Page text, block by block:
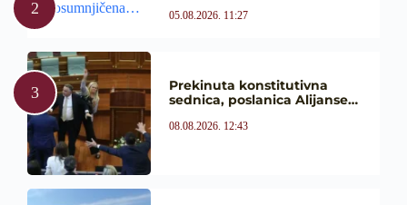
05.08.2026. 11:27
Prekinuta konstitutivna
sednica, poslanica Alijanse…
08.08.2026. 12:43